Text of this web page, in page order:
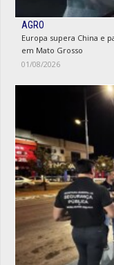
AGRO
Europa supera China e
em Mato Grosso
01/08/2026